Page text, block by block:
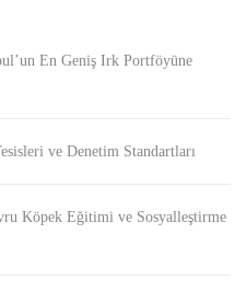
En Geniş Irk Portföyüne
ve Denetim Standartları
Köpek Eğitimi ve Sosyalleştirme